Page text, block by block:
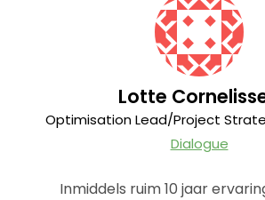
Lotte
Optimisation Lead/Project
Dialogue
Inmiddels ruim 10 jaar